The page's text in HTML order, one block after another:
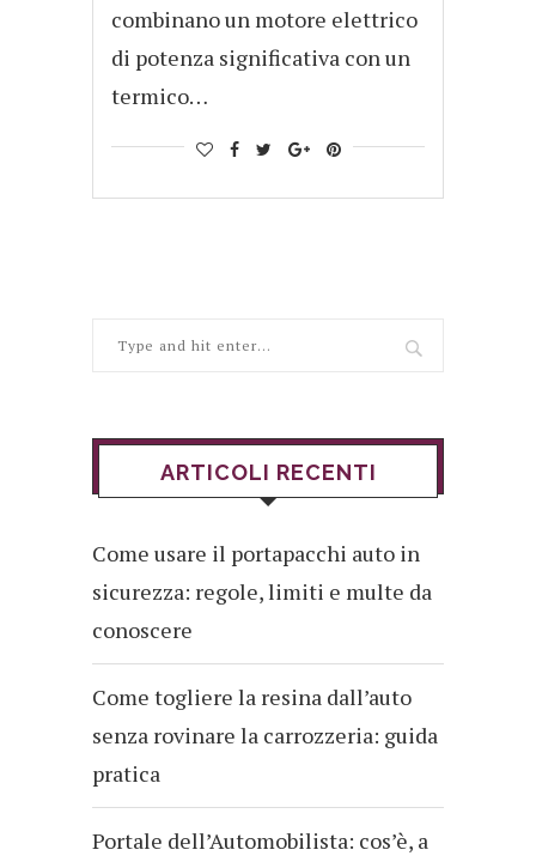
combinano un motore elettrico
di potenza significativa con un
termico…
ARTICOLI RECENTI
Come usare il portapacchi auto in
sicurezza: regole, limiti e multe da
conoscere
Come togliere la resina dall’auto
senza rovinare la carrozzeria: guida
pratica
Portale dell’Automobilista: cos’è, a